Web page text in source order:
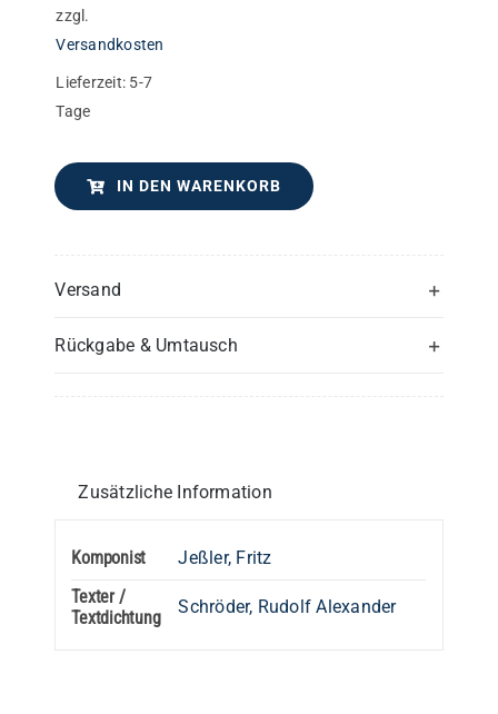
zzgl.
Versandkosten
Lieferzeit: 5-7
Tage
IN DEN WARENKORB
Versand
Rückgabe & Umtausch
Zusätzliche Information
Komponist
Jeßler, Fritz
Texter /
Textdichtung
Schröder, Rudolf Alexander